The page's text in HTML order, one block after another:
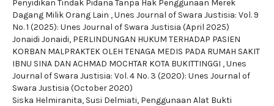
Penyidikan Tindak Pidana Tanpa Hak Penggunaan Merek
Dagang Milik Orang Lain ,Unes Journal of Swara Justisia: Vol. 9
No. 1 (2025): Unes Journal of Swara Justisia (April 2025)
Jonaidi Jonaidi, PERLINDUNGAN HUKUM TERHADAP PASIEN
KORBAN MALPRAKTEK OLEH TENAGA MEDIS PADA RUMAH SAKIT
IBNU SINA DAN ACHMAD MOCHTAR KOTA BUKITTINGGI ,Unes
Journal of Swara Justisia: Vol. 4 No. 3 (2020): Unes Journal of
Swara Justisia (October 2020)
Siska Helmiranita, Susi Delmiati, Penggunaan Alat Bukti